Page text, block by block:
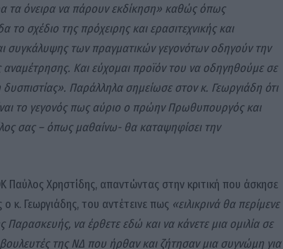
τα όνειρα να πάρουν εκδίκηση» καθώς όπως
σχέδιο της πρόχειρης και ερασιτεχνικής και
συγκάλυψης των πραγματικών γεγονότων οδηγούν την
Και εύχομαι προϊόν του να οδηγηθούμε σε
Παράλληλα σημείωσε στον κ. Γεωργιάδη ότι
το γεγονός πως αύριο ο πρώην Πρωθυπουργός και
σας – όπως μαθαίνω- θα καταψηφίσει την
Χρηστίδης, απαντώντας στην κριτική που άσκησε
κ. Γεωργιάδης, του αντέτεινε πως «ειλικρινά θα περίμενε
να έρθετε εδώ και να κάνετε μια ομιλία σε
της ΝΔ που ήρθαν και ζήτησαν μια συγνώμη για